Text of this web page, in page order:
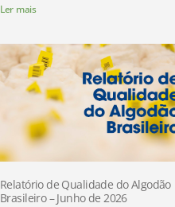
Ler mais
Relatório de Qualidade do Algodão
Brasileiro – Junho de 2026